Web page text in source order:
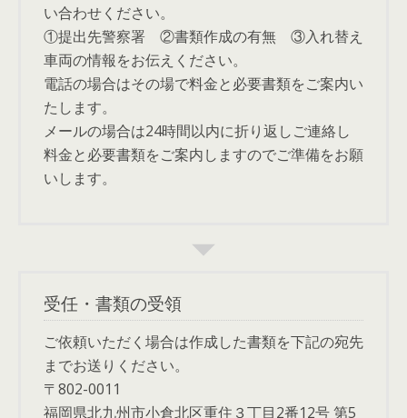
い合わせください。
①提出先警察署 ②書類作成の有無 ③入れ替え
車両の情報をお伝えください。
電話の場合はその場で料金と必要書類をご案内い
たします。
メールの場合は24時間以内に折り返しご連絡し
料金と必要書類をご案内しますのでご準備をお願
いします。
受任・書類の受領
ご依頼いただく場合は作成した書類を下記の宛先
までお送りください。
〒802-0011
福岡県北九州市小倉北区重住３丁目2番12号 第5